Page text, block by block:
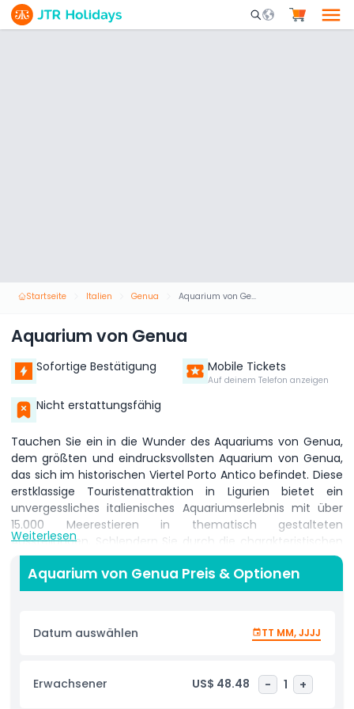
Mobile Search
Startseite Italien Genua Aquarium von Genua
Aquarium von Genua
Sofortige Bestätigung Mobile Tickets
Auf deinem Telefon anzeigen
Nicht erstattungsfähig
Tauchen Sie ein in die Wunder des Aquariums von Genua,
dem größten und eindrucksvollsten Aquarium von Genua,
das sich im historischen Viertel Porto Antico befindet. Diese
erstklassige Touristenattraktion in Ligurien bietet ein
unvergessliches italienisches Aquariumserlebnis mit über
15.000 Meerestieren in thematisch gestalteten
Ausstellungen. Schlendern Sie durch die charakteristischen
Unterwassertunnel, in denen Schwärme tropischer Fische,
elegante Haie und anmutige Rochen über Ihnen gleiten.
Familien werden die interaktiven Becken zum Anfassen
in denen Kinder Seesterne, Seeigel und andere
faszinierende Lebewesen sanft berühren können. Erleben
Heimat von Atlantischen Großen Tümmlern und seltenen
Risso-Delfinen. Entdecken Sie bedrohte Meeresschildkröten,
Weiterlesen
Aquarium von Genua Preis & Optionen
Datum auswählen TT MM, JJJJ
Erwachsener US$ 48.48 - 1 +